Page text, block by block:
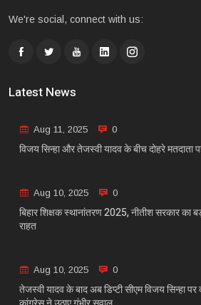
We're social, connect with us:
Latest News
Aug 11, 2025 0
विजय सिन्हा और तेजस्वी यादव के बीच दोहरे मतदाता
Aug 10, 2025 0
बिहार शिक्षक स्थानांतरण 2025, नीतीश सरकार का
राहत
Aug 10, 2025 0
तेजस्वी यादव के बाद अब डिप्टी सीएम विजय सिन्हा